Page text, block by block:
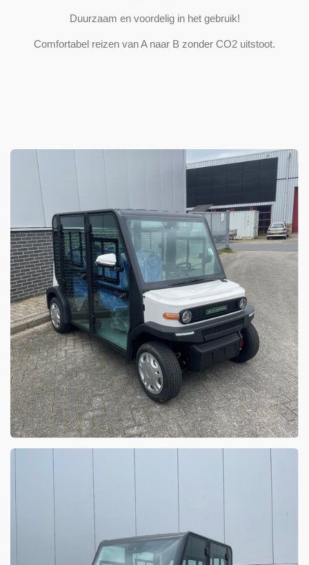
Duurzaam en voordelig in het gebruik!
Comfortabel reizen van A naar B zonder CO2 uitstoot.